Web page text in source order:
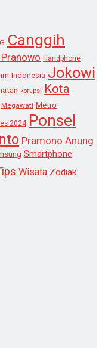
Canggih
Handphone
Indonesia Jokowi
korupsi Kota
Megawati Metro
2024 Ponsel
Pramono Anung
Smartphone
Wisata Zodiak